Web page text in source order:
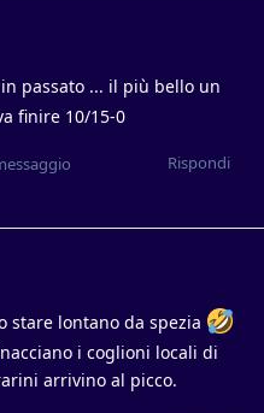
passato ... il più bello un
finire 10/15-0
Rispondi
stare lontano da spezia
i coglioni locali di
arrivino al picco.